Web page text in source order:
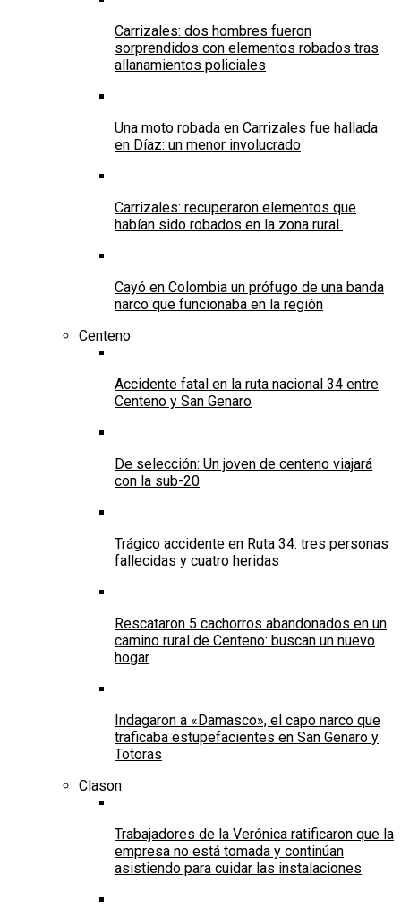
Carrizales: dos hombres fueron
sorprendidos con elementos robados tras
allanamientos policiales
Una moto robada en Carrizales fue hallada
en Díaz: un menor involucrado
Carrizales: recuperaron elementos que
habían sido robados en la zona rural
Cayó en Colombia un prófugo de una banda
narco que funcionaba en la región
Centeno
Accidente fatal en la ruta nacional 34 entre
Centeno y San Genaro
De selección: Un joven de centeno viajará
con la sub-20
Trágico accidente en Ruta 34: tres personas
fallecidas y cuatro heridas
Rescataron 5 cachorros abandonados en un
camino rural de Centeno: buscan un nuevo
hogar
Indagaron a «Damasco», el capo narco que
traficaba estupefacientes en San Genaro y
Totoras
Clason
Trabajadores de la Verónica ratificaron que la
empresa no está tomada y continúan
asistiendo para cuidar las instalaciones